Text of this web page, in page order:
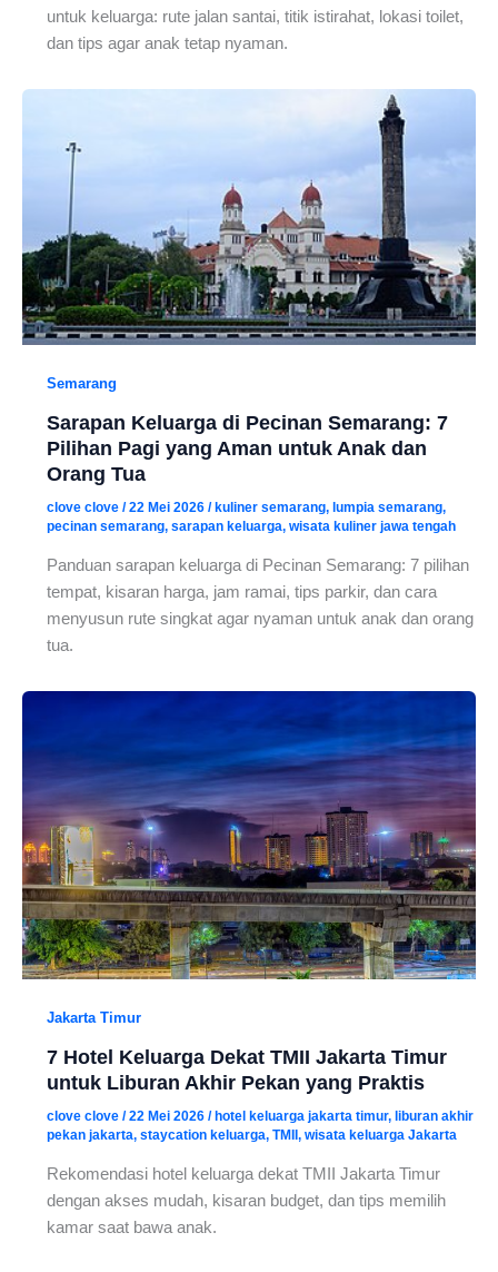
untuk keluarga: rute jalan santai, titik istirahat, lokasi toilet,
dan tips agar anak tetap nyaman.
Semarang
Sarapan Keluarga di Pecinan Semarang: 7
Pilihan Pagi yang Aman untuk Anak dan
Orang Tua
clove clove /22 Mei 2026 /kuliner semarang, lumpia semarang,
pecinan semarang, sarapan keluarga, wisata kuliner jawa tengah
Panduan sarapan keluarga di Pecinan Semarang: 7 pilihan
tempat, kisaran harga, jam ramai, tips parkir, dan cara
menyusun rute singkat agar nyaman untuk anak dan orang
tua.
Jakarta Timur
7 Hotel Keluarga Dekat TMII Jakarta Timur
untuk Liburan Akhir Pekan yang Praktis
clove clove /22 Mei 2026 /hotel keluarga jakarta timur, liburan akhir
pekan jakarta, staycation keluarga, TMII, wisata keluarga Jakarta
Rekomendasi hotel keluarga dekat TMII Jakarta Timur
dengan akses mudah, kisaran budget, dan tips memilih
kamar saat bawa anak.